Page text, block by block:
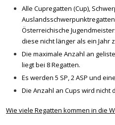
Alle Cupregatten (Cup),
Auslandsschwerpunktregatten
Österreichische
diese nicht länger als ein Jahr
Die maximale Anzahl an
liegt bei 8 Regatten.
Es werden 5 SP, 2 ASP und
Die Anzahl an Cups wird nicht
Wie viele Regatten kommen in die